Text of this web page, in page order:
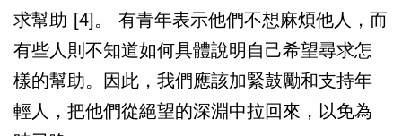
求幫助 [4]。 有青年表示他們不想麻煩他人，而
有些人則不知道如何具體說明自己希望尋求怎
樣的幫助。因此，我們應該加緊鼓勵和支持年
輕人，把他們從絕望的深淵中拉回來，以免為